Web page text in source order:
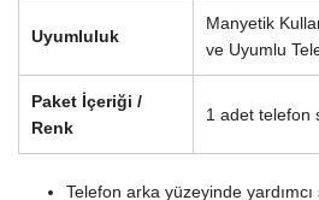
Uyumluluk
Manyetik
ve Uyumlu
Paket İçeriği /
Renk
1 adet telefon
Telefon arka yüzeyinde